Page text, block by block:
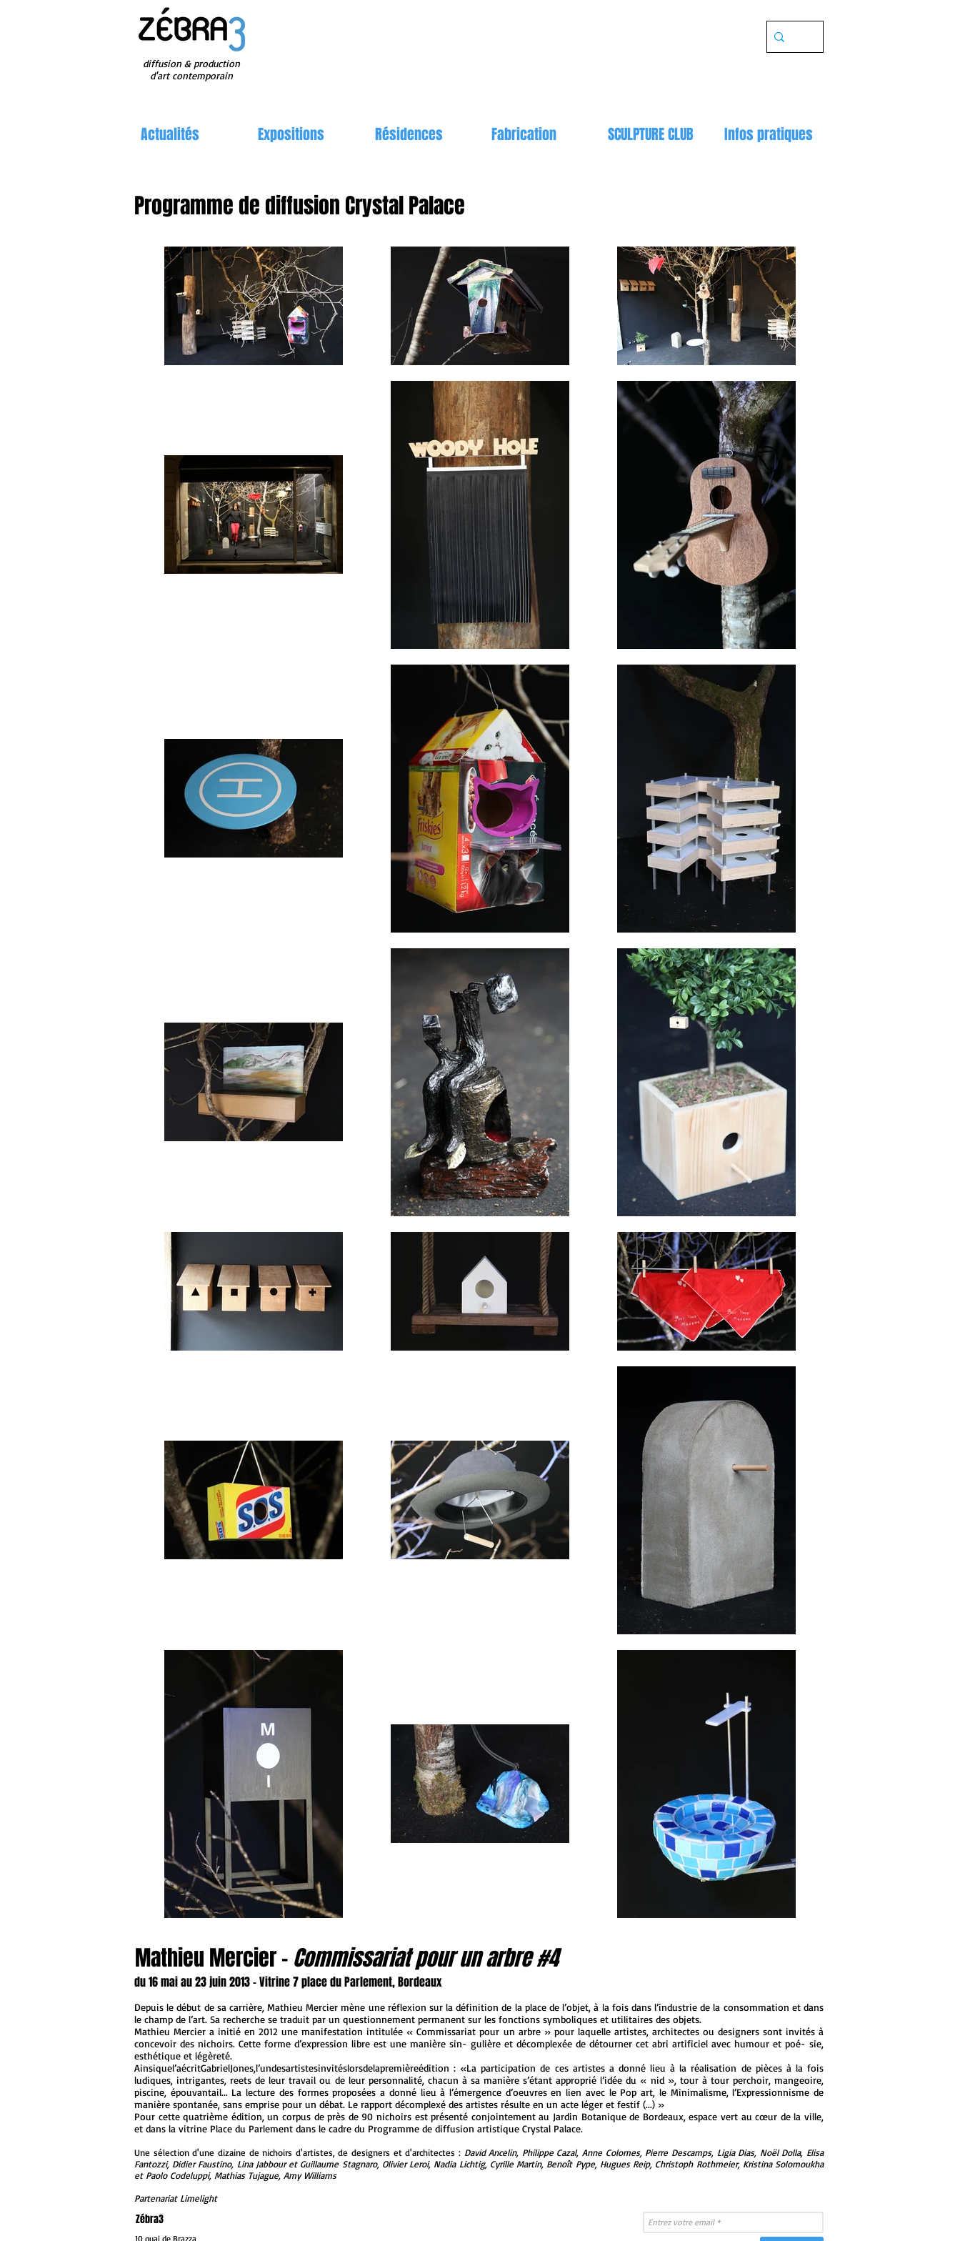
diffusion & production
d'art contemporain
Actualités Expositions Résidences Fabrication SCULPTURE CLUB Infos pratiques
Programme de diffusion Crystal Palace
Mathieu Mercier - Commissariat pour un arbre #4
du 16 mai au 23 juin 2013 - Vitrine 7 place du Parlement, Bordeaux
Depuis le début de sa carrière, Mathieu Mercier mène une réflexion sur la définition de la place de l’objet, à la fois dans l’industrie de la consommation et dans
le champ de l’art. Sa recherche se traduit par un questionnement permanent sur les fonctions symboliques et utilitaires des objets.
Mathieu Mercier a initié en 2012 une manifestation intitulée « Commissariat pour un arbre » pour laquelle artistes, architectes ou designers sont invités à
concevoir des nichoirs. Cette forme d’expression libre est une manière sin- gulière et décomplexée de détourner cet abri artificiel avec humour et poé- sie,
esthétique et légèreté.
Ainsiquel’aécritGabrielJones,l’undesartistesinvitéslorsdelapremièreédition : «La participation de ces artistes a donné lieu à la réalisation de pièces à la fois
ludiques, intrigantes, reets de leur travail ou de leur personnalité, chacun à sa manière s’étant approprié l’idée du « nid », tour à tour perchoir, mangeoire,
piscine, épouvantail... La lecture des formes proposées a donné lieu à l’émergence d’oeuvres en lien avec le Pop art, le Minimalisme, l’Expressionnisme de
manière spontanée, sans emprise pour un débat. Le rapport décomplexé des artistes résulte en un acte léger et festif (...) »
Pour cette quatrième édition, un corpus de près de 90 nichoirs est présenté conjointement au Jardin Botanique de Bordeaux, espace vert au cœur de la ville,
et dans la vitrine Place du Parlement dans le cadre du Programme de diffusion artistique Crystal Palace.
Une sélection d'une dizaine de nichoirs d'artistes, de designers et d'architectes : David Ancelin, Philippe Cazal, Anne Colomes, Pierre Descamps, Ligia Dias, Noël Dolla, Elisa
Fantozzi, Didier Faustino, Lina Jabbour et Guillaume Stagnaro, Olivier Leroi, Nadia Lichtig, Cyrille Martin, Benoît Pype, Hugues Reip, Christoph Rothmeier, Kristina Solomoukha
et Paolo Codeluppi, Mathias Tujague, Amy Williams
Partenariat Limelight
Zébra3
10 quai de Brazza